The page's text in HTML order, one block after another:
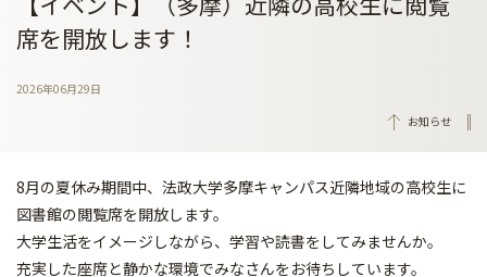
席を開放します！
2026年06月29日
お知らせ
8月の夏休み期間中、法政大学多摩キャンパス近隣地域の高校生に
図書館の閲覧席を開放します。
大学生活をイメージしながら、学習や読書をしてみませんか。
充実した座席と静かな環境でみなさんをお待ちしています。